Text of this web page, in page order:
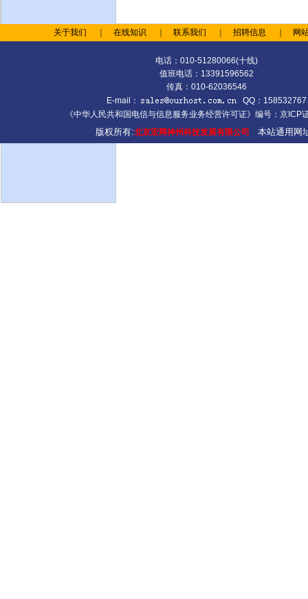
关于我们 在线知识 联系我们 招聘信息 网
电话：010-51280066(十线)
值班电话：13391596562
传真：010-62036546
E-mail：
QQ：158532767
《中华人民共和国电信与信息服务业务经营许可证》编号：京ICP
版权所有:北京宏网神州科技发展有限公司 本站通用网